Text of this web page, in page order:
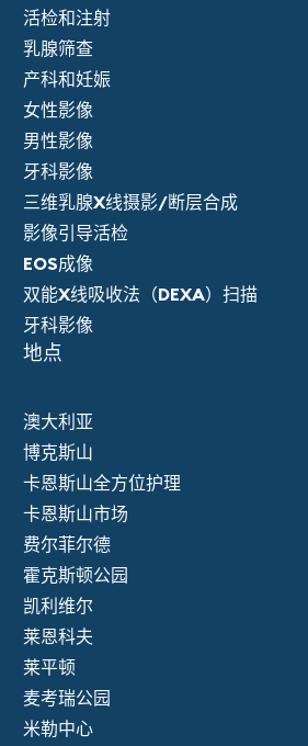
活检和注射
乳腺筛查
产科和妊娠
女性影像
男性影像
牙科影像
三维乳腺X线摄影/断层合成
影像引导活检
EOS成像
双能X线吸收法（DEXA）扫描
牙科影像
地点
澳大利亚
博克斯山
卡恩斯山全方位护理
卡恩斯山市场
费尔菲尔德
霍克斯顿公园
凯利维尔
莱恩科夫
莱平顿
麦考瑞公园
米勒中心